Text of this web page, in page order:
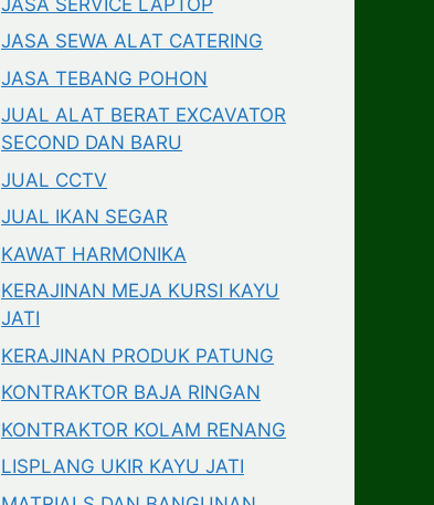
JASA SEWA ALAT CATERING
JASA TEBANG POHON
JUAL ALAT BERAT EXCAVATOR
SECOND DAN BARU
JUAL CCTV
JUAL IKAN SEGAR
KAWAT HARMONIKA
KERAJINAN MEJA KURSI KAYU
JATI
KERAJINAN PRODUK PATUNG
KONTRAKTOR BAJA RINGAN
KONTRAKTOR KOLAM RENANG
LISPLANG UKIR KAYU JATI